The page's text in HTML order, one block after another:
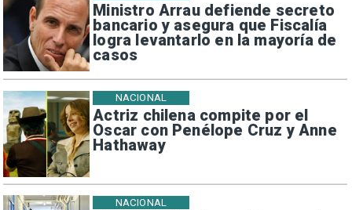
Ministro Arrau defiende secreto
bancario y asegura que Fiscalía
logra levantarlo en la mayoría de
casos
Actriz chilena compite por el
Oscar con Penélope Cruz y Anne
Hathaway
NACIONAL
NACIONAL